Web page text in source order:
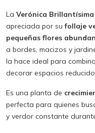
La Verónica Brillantísima
apreciada por sufollaje
pequeñas flores
a bordes, macizos y
la hace ideal para
decorar espacios
Es una planta de
perfecta para quienes
y verdor constante